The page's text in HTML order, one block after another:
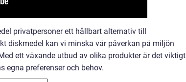
privatpersoner ett hållbart alternativ till
diskmedel kan vi minska vår påverkan på miljön
ett växande utbud av olika produkter är det viktigt
egna preferenser och behov.